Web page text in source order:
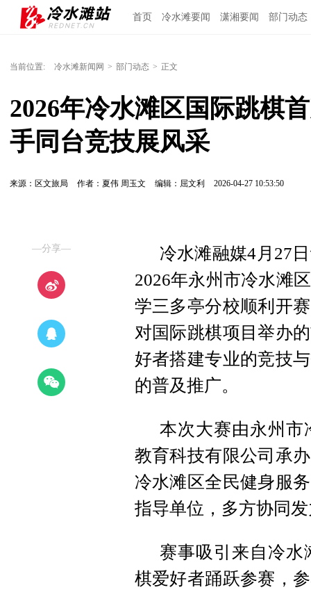
首页 冷水滩要闻 潇湘要闻 部门动态
当前位置: 冷水滩新闻网 > 部门动态 > 正文
2026年冷水滩区国际跳棋
手同台竞技展风采
来源：区文旅局 作者：夏伟 周玉文 编辑：屈文利 2026-04-27 10:53:50
—分享—
冷水滩融媒4月27
2026年永州市冷水滩
学三多亭分校顺利开
对国际跳棋项目举办
好者搭建专业的竞技
的普及推广。
本次大赛由永州市
教育科技有限公司承
冷水滩区全民健身服
指导单位，多方协同
赛事吸引来自冷水
棋爱好者踊跃参赛，